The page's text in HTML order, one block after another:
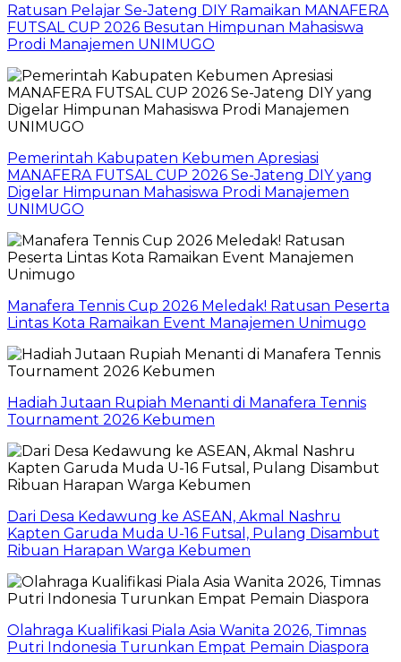
Ratusan Pelajar Se-Jateng DIY Ramaikan MANAFERA
FUTSAL CUP 2026 Besutan Himpunan Mahasiswa
Prodi Manajemen UNIMUGO
Pemerintah Kabupaten Kebumen Apresiasi
MANAFERA FUTSAL CUP 2026 Se-Jateng DIY yang
Digelar Himpunan Mahasiswa Prodi Manajemen
UNIMUGO
Manafera Tennis Cup 2026 Meledak! Ratusan Peserta
Lintas Kota Ramaikan Event Manajemen Unimugo
Hadiah Jutaan Rupiah Menanti di Manafera Tennis
Tournament 2026 Kebumen
Dari Desa Kedawung ke ASEAN, Akmal Nashru
Kapten Garuda Muda U-16 Futsal, Pulang Disambut
Ribuan Harapan Warga Kebumen
Olahraga Kualifikasi Piala Asia Wanita 2026, Timnas
Putri Indonesia Turunkan Empat Pemain Diaspora